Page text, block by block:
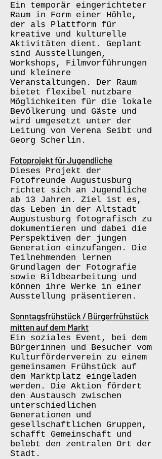
Ein temporär eingerichteter
Raum in Form einer Höhle,
der als Plattform für
kreative und kulturelle
Aktivitäten dient. Geplant
sind Ausstellungen,
Workshops, Filmvorführungen
und kleinere
Veranstaltungen. Der Raum
bietet flexibel nutzbare
Möglichkeiten für die lokale
Bevölkerung und Gäste und
wird umgesetzt unter der
Leitung von Verena Seibt und
Georg Scherlin.
Fotoprojekt für Jugendliche
Dieses Projekt der
Fotofreunde Augustusburg
richtet sich an Jugendliche
ab 13 Jahren. Ziel ist es,
das Leben in der Altstadt
Augustusburg fotografisch zu
dokumentieren und dabei die
Perspektiven der jungen
Generation einzufangen. Die
Teilnehmenden lernen
Grundlagen der Fotografie
sowie Bildbearbeitung und
können ihre Werke in einer
Ausstellung präsentieren.
Sonntagsfrühstück / Bürgerfrühstück
mitten auf dem Markt
Ein soziales Event, bei dem
Bürgerinnen und Besucher vom
Kulturförderverein zu einem
gemeinsamen Frühstück auf
dem Marktplatz eingeladen
werden. Die Aktion fördert
den Austausch zwischen
unterschiedlichen
Generationen und
gesellschaftlichen Gruppen,
schafft Gemeinschaft und
belebt den zentralen Ort der
Stadt.